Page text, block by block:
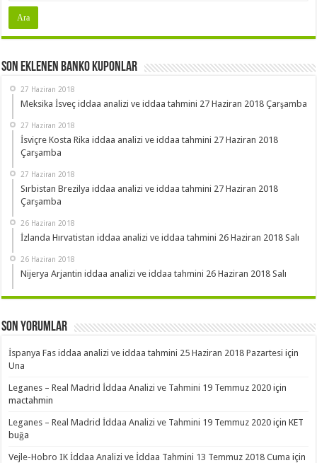
Son Eklenen Banko Kuponlar
27 Haziran 2018
Meksika İsveç iddaa analizi ve iddaa tahmini 27 Haziran 2018 Çarşamba
27 Haziran 2018
İsviçre Kosta Rika iddaa analizi ve iddaa tahmini 27 Haziran 2018
Çarşamba
27 Haziran 2018
Sırbistan Brezilya iddaa analizi ve iddaa tahmini 27 Haziran 2018
Çarşamba
26 Haziran 2018
İzlanda Hırvatistan iddaa analizi ve iddaa tahmini 26 Haziran 2018 Salı
26 Haziran 2018
Nijerya Arjantin iddaa analizi ve iddaa tahmini 26 Haziran 2018 Salı
Son Yorumlar
İspanya Fas iddaa analizi ve iddaa tahmini 25 Haziran 2018 Pazartesi için
Una
Leganes – Real Madrid İddaa Analizi ve Tahmini 19 Temmuz 2020 için
mactahmin
Leganes – Real Madrid İddaa Analizi ve Tahmini 19 Temmuz 2020 içinKET
buğa
Vejle-Hobro IK İddaa Analizi ve İddaa Tahmini 13 Temmuz 2018 Cuma için